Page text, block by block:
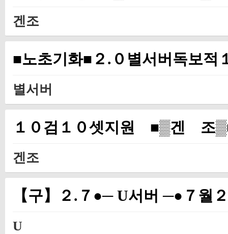
겐조
■노초기화■２.０별서버독보
별서버
１０검１０셋지원 ■▒겐
겐조
【구】２.７●─ U서버 ─●７월
U